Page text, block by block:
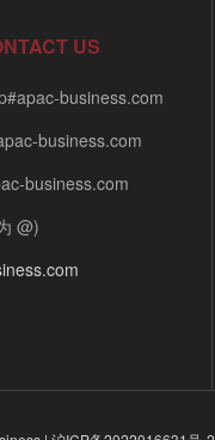
US
business.com
business.com
business.com
@)